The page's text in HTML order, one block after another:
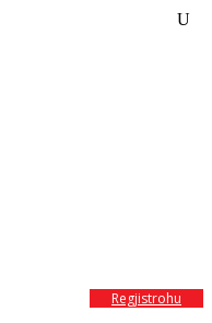
Regjistrohu